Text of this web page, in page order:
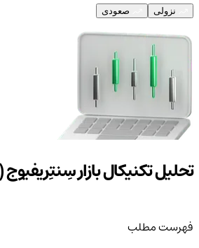
نزولی صعودی
تحلیل تکنیکال بازار سِنتِریفیوج (CFG)
فهرست مطلب